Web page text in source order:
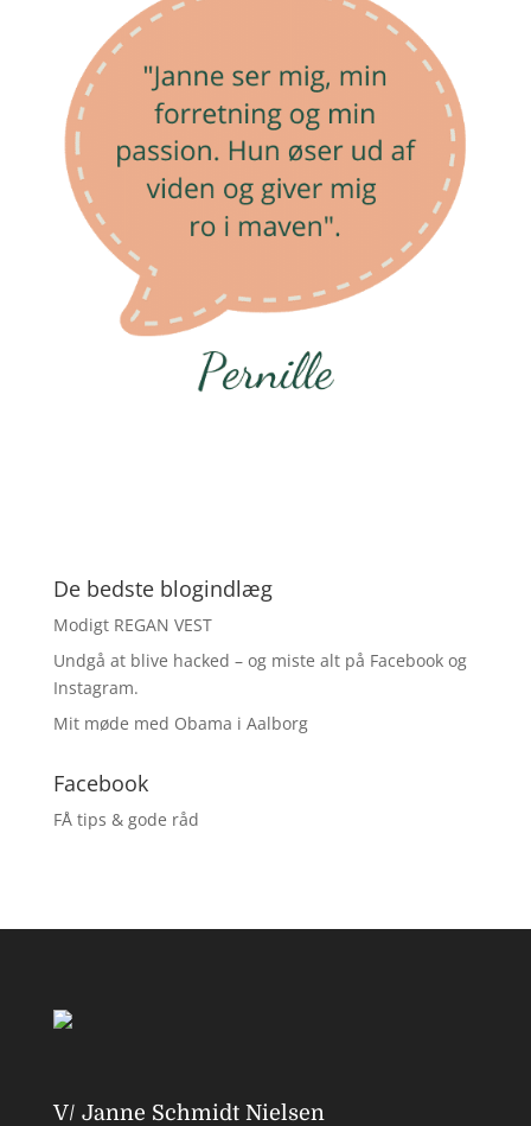
De bedste blogindlæg
Modigt REGAN VEST
Undgå at blive hacked – og miste alt på Facebook og
Instagram.
Mit møde med Obama i Aalborg
Facebook
FÅ tips & gode råd
V/ Janne Schmidt Nielsen